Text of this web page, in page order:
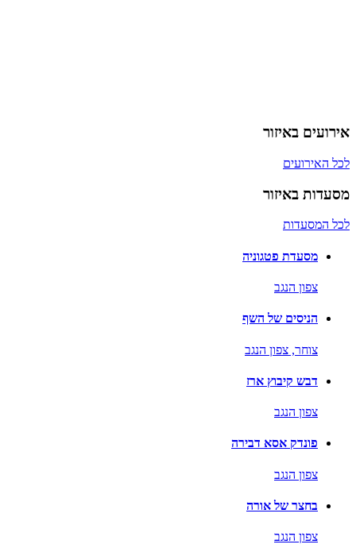
אירועים באיזור
לכל האירועים
מסעדות באיזור
לכל המסעדות
מסעדת פטגוניה
צפון הנגב
הניסים של השף
צוחר, צפון הנגב
דבש קיבוץ ארז
צפון הנגב
פונדק אסא דבירה
צפון הנגב
בחצר של אורה
צפון הנגב